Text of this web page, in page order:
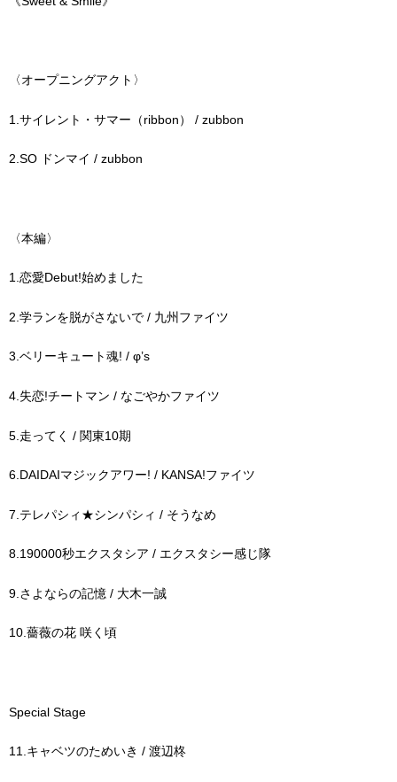
〈オープニングアクト〉
1.サイレント・サマー（ribbon） / zubbon
2.SO ドンマイ / zubbon
〈本編〉
1.恋愛Debut!始めました
2.学ランを脱がさないで / 九州ファイツ
3.ベリーキュート魂! / φ’s
4.失恋!チートマン / なごやかファイツ
5.走ってく / 関東10期
6.DAIDAIマジックアワー! / KANSA!ファイツ
7.テレパシィ★シンパシィ / そうなめ
8.190000秒エクスタシア / エクスタシー感じ隊
9.さよならの記憶 / 大木一誠
10.薔薇の花 咲く頃
Special Stage
11.キャベツのためいき / 渡辺柊